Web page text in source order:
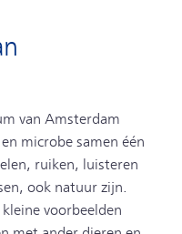
van Amsterdam
microbe samen één
ruiken, luisteren
ook natuur zijn.
voorbeelden